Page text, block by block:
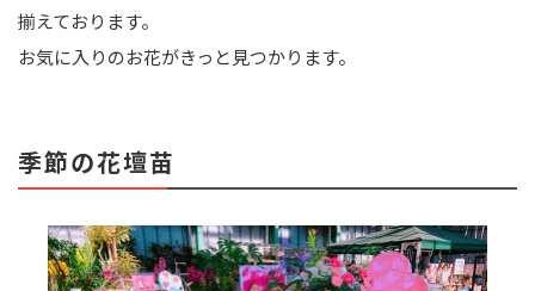
揃えております。
お気に入りのお花がきっと見つかります。
季節の花壇苗